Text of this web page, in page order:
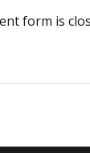
form is